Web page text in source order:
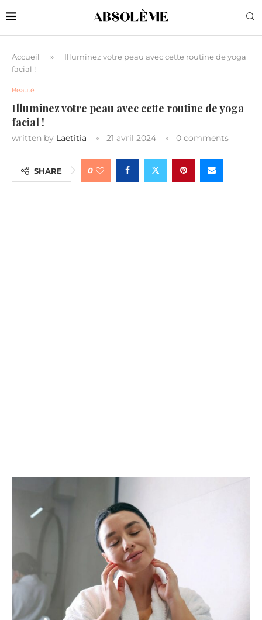
Accueil »
Illuminez votre peau avec cette routine de yoga
facial !
Beauté
Illuminez votre peau avec cette routine de yoga
facial !
written by Laetitia 21 avril 2024 0 comments
SHARE 0